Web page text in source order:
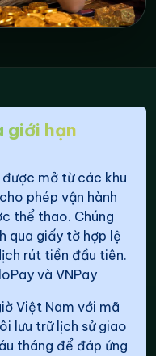
giới hạn
mở từ các khu
phép vận hành
thể thao. Chúng
qua giấy tờ hợp lệ
rút tiền đầu tiên.
và VNPay
Việt Nam với mã
lưu trữ lịch sử giao
tháng để đáp ứng